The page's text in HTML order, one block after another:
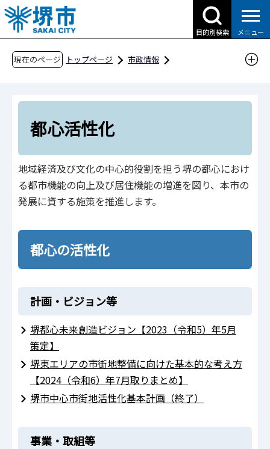
こ
の
ペ
目的別検索 メニュー
現在のページ トップページ
市政情報
都心活性化
地域経済及び文化の中心的役割を担う堺の都心におけ
る都市機能の向上及び居住機能の増進を図り、本市の
発展に資する施策を推進します。
都心の活性化
計画・ビジョン等
堺都心未来創造ビジョン【2023（令和5）年5月
策定】
堺東エリアの市街地整備に向けた基本的な考え方
【2024（令和6）年7月取りまとめ】
堺市中心市街地活性化基本計画（終了）
事業・取組等